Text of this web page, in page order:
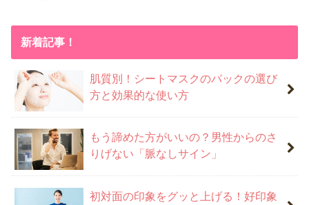
新着記事！
肌質別！シートマスクのパックの選び
方と効果的な使い方
もう諦めた方がいいの？男性からのさ
りげない「脈なしサイン」
初対面の印象をグッと上げる！好印象